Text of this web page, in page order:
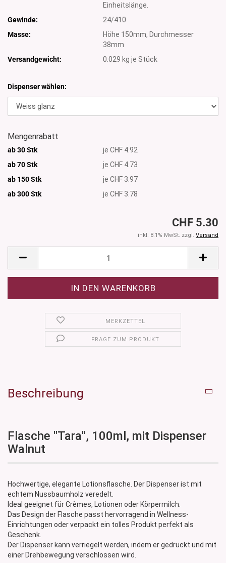
Einheitslänge.
Gewinde:
24/410
Masse:
Höhe 150mm, Durchmesser
38mm
Versandgewicht:
0.029 kg je Stück
Dispenser wählen:
Mengenrabatt
ab 30 Stk
je CHF 4.92
ab 70 Stk
je CHF 4.73
ab 150 Stk
je CHF 3.97
ab 300Stk je CHF 3.78
CHF 5.30
inkl. 8.1% MwSt. zzgl. Versand
MERKZETTEL
FRAGE ZUM PRODUKT
Beschreibung
Flasche "Tara", 100ml, mit Dispenser
Walnut
Hochwertige, elegante Lotionsflasche. Der Dispenser ist mit
echtem Nussbaumholz veredelt.
Ideal geeignet für Crèmes, Lotionen oder Körpermilch.
Das Design der Flasche passt hervorragend in Wellness-
Einrichtungen oder verpackt ein tolles Produkt perfekt als
Geschenk.
Der Dispenser kann verriegelt werden, indem er gedrückt und mit
einer Drehbewegung verschlossen wird.